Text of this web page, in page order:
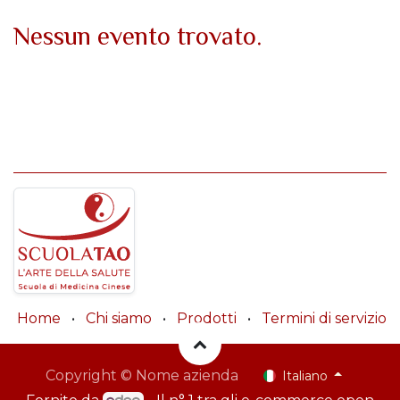
Nessun evento trovato.
Home • Chi siamo • Prodotti • Termini di servizio
Copyright © Nome azienda Italiano